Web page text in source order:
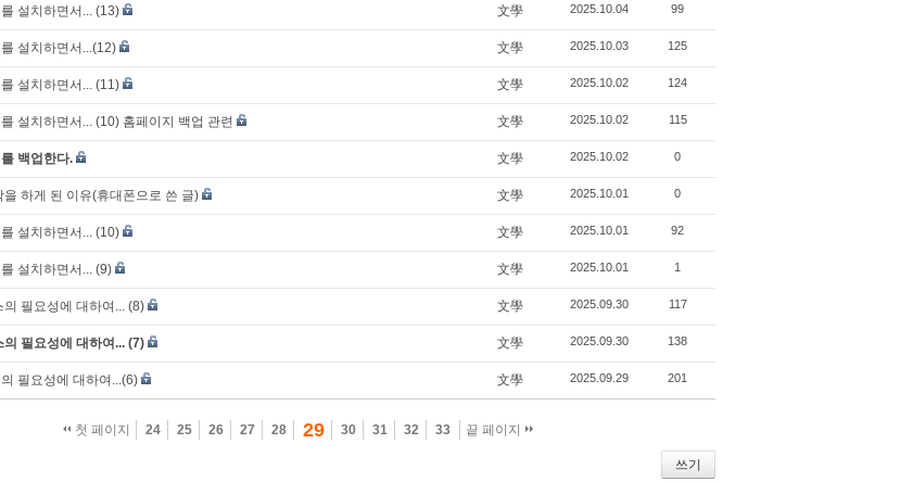
설치하면서... (13) 文學 2025.10.04 99
설치하면서...(12) 文學 2025.10.03 125
설치하면서... (11) 文學 2025.10.02 124
설치하면서... (10) 홈페이지 백업 관련 文學 2025.10.02 115
백업한다. 文學 2025.10.02 0
을 하게 된 이유(휴대폰으로 쓴 글) 文學 2025.10.01 0
설치하면서... (10) 文學 2025.10.01 92
설치하면서... (9) 文學 2025.10.01 1
의 필요성에 대하여... (8) 文學 2025.09.30 117
의 필요성에 대하여... (7) 文學 2025.09.30 138
필요성에 대하여...(6) 文學 2025.09.29 201
첫 페이지 24 25 26 27 28 29 30 31 32 33 끝 페이지
쓰기